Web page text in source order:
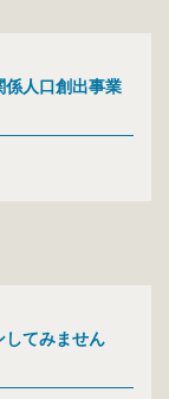
人口創出事業
してみません